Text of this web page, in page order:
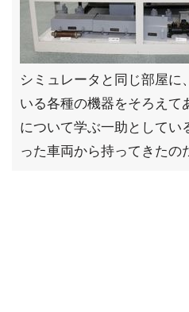
シミュレータと同じ部屋に
いる各種の機器をそろえて
について学ぶ一助としてい
った車両から持ってきたの